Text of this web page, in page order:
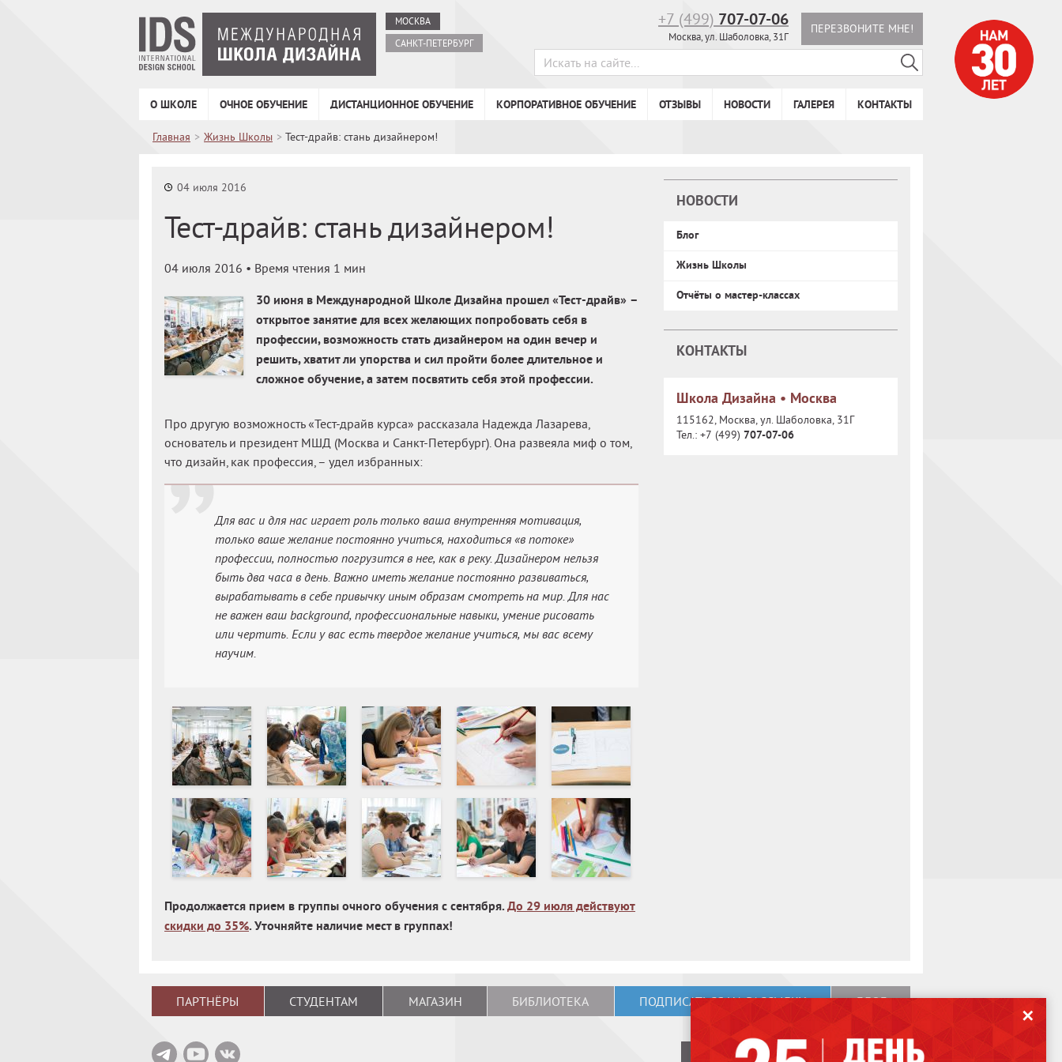
МОСКВА
САНКТ-ПЕТЕРБУРГ
ПЕРЕЗВОНИТЕ МНЕ!
+7 (499) 707-07-06
Москва, ул. Шаболовка, 31Г
О ШКОЛЕ ОЧНОЕ ОБУЧЕНИЕ ДИСТАНЦИОННОЕ ОБУЧЕНИЕ КОРПОРАТИВНОЕ ОБУЧЕНИЕ ОТЗЫВЫ НОВОСТИ ГАЛЕРЕЯ КОНТАКТЫ
Главная > Жизнь Школы > Тест-драйв: стань дизайнером!
04 июля 2016
Тест-драйв: стань дизайнером!
04 июля 2016 • Время чтения 1 мин
30 июня в Международной Школе Дизайна прошел «Тест-драйв» –
открытое занятие для всех желающих попробовать себя в
профессии, возможность стать дизайнером на один вечер и
решить, хватит ли упорства и сил пройти более длительное и
сложное обучение, а затем посвятить себя этой профессии.
Про другую возможность «Тест-драйв курса» рассказала Надежда Лазарева,
основатель и президент МШД (Москва и Санкт-Петербург). Она развеяла миф о том,
что дизайн, как профессия, – удел избранных:
Для вас и для нас играет роль только ваша внутренняя мотивация,
только ваше желание постоянно учиться, находиться «в потоке»
профессии, полностью погрузится в нее, как в реку. Дизайнером нельзя
быть два часа в день. Важно иметь желание постоянно развиваться,
вырабатывать в себе привычку иным образам смотреть на мир. Для нас
не важен ваш background, профессиональные навыки, умение рисовать
или чертить. Если у вас есть твердое желание учиться, мы вас всему
научим.
Продолжается прием в группы очного обучения с сентября.До 29 июля действуют
скидки до 35%. Уточняйте наличие мест в группах!
НОВОСТИ
Блог
Жизнь Школы
Отчёты о мастер-классах
КОНТАКТЫ
Школа Дизайна • Москва
115162, Москва, ул. Шаболовка, 31Г
Тел.: +7 (499) 707-07-06
ПАРТНЁРЫ СТУДЕНТАМ МАГАЗИН БИБЛИОТЕКА ПОДПИСАТЬСЯ НА РАССЫЛКУ БЛОГ
ВЕРСИЯ ДЛЯ СЛАБОВИДЯЩИХ
✕